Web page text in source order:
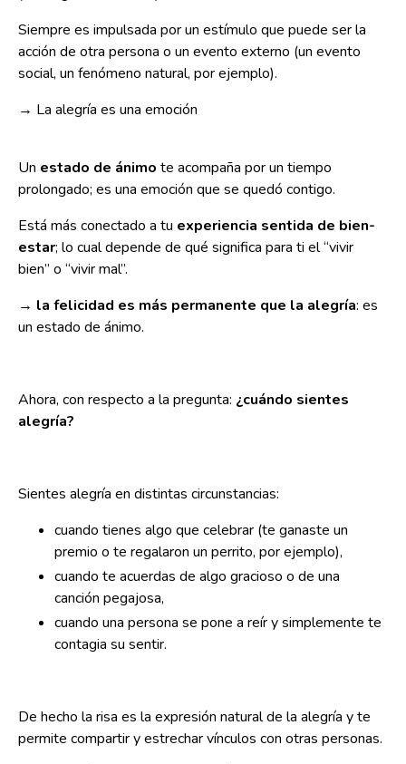
Siempre es impulsada por un estímulo que puede ser la
acción de otra persona o un evento externo (un evento
social, un fenómeno natural, por ejemplo).
→ La alegría es una emoción
Un estado de ánimo te acompaña por un tiempo
prolongado; es una emoción que se quedó contigo.
Está más conectado a tu experiencia sentida de bien-
estar; lo cual depende de qué significa para ti el “vivir
bien” o “vivir mal”.
→ la felicidad es más permanente que la alegría: es
un estado de ánimo.
Ahora, con respecto a la pregunta: ¿cuándo sientes
alegría?
Sientes alegría en distintas circunstancias:
cuando tienes algo que celebrar (te ganaste un
premio o te regalaron un perrito, por ejemplo),
cuando te acuerdas de algo gracioso o de una
canción pegajosa,
cuando una persona se pone a reír y simplemente te
contagia su sentir.
De hecho la risa es la expresión natural de la alegría y te
permite compartir y estrechar vínculos con otras personas.